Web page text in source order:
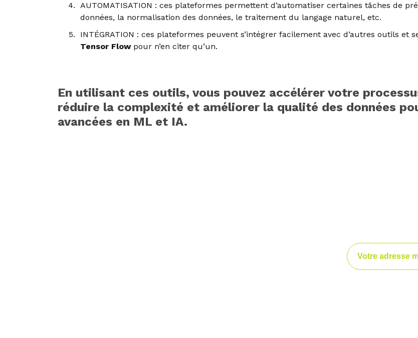
AUTOMATISATION : ces plateformes permettent d’automatiser certaines tâches de
données, la normalisation des données, le traitement du langage naturel, etc.
INTÉGRATION : ces plateformes peuvent s’intégrer facilement avec d’autres outils et
Tensor Flowpour n’en citer qu’un.
En utilisant ces outils, vous pouvez accélérer votre
réduire la complexité et améliorer la qualité des données
avancées en ML et IA.